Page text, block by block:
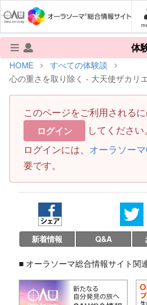
体
HOME
すべての体験談
心の重さを取り除く - 大天使ザカリ
このページをご利用されるに
ログイン
してください。
ログインには、 オーラソー
要です。
新着情報 Q&A
■ オーラソーマ総合情報サイト関